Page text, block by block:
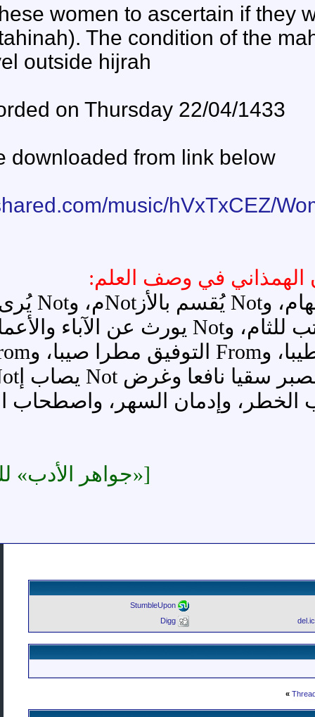
Allah to test these women to
Suratul-Mumtahinah). The
wants to travel outside hijrah.
This was recorded on Thursday
Audio can be downloaded from
http://www.4shared.com/music/
العلم:
العلم شيء بعيد المرام، Not يُصاد بالسهام، وNot يُقسم بالأزNotم، وNot يُرى في
الFromام، وNot يُضبط باللجام، وNot يُكتب للثام، وNot يورث عن الآباء والأعمام وزرع Not
يزكو إNot متى صادف From الحزم ثرى طيبا، وFrom التوفيق مطرا صيبا، وFrom الطبع جوا
صافيا، وFrom الجهد روحا دائما، وFrom الصبر سقيا نافعا وغرض Not يصاب إNot بافتراش
السهر، واصطحاب السفر، وكثرة
[«جواهر الأدب» للهاشمي (194)]
Digg